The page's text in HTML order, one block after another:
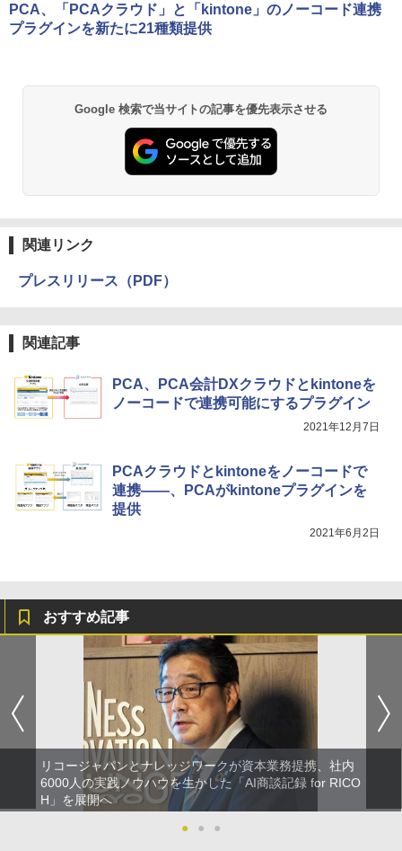
PCA、「PCAクラウド」と「kintone」のノーコード連携
プラグインを新たに21種類提供
Google 検索で当サイトの記事を優先表示させる
関連リンク
プレスリリース（PDF）
関連記事
PCA、PCA会計DXクラウドとkintoneを
ノーコードで連携可能にするプラグイン
2021年12月7日
PCAクラウドとkintoneをノーコードで
連携――、PCAがkintoneプラグインを
提供
2021年6月2日
おすすめ記事
リコージャパンとナレッジワークが資本業務提携、社内
6000人の実践ノウハウを生かした「AI商談記録 for RICO
H」を展開へ
●
● ●